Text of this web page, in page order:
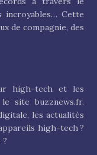
incroyables… Cette
de compagnie, des
high-tech et les
site buzznews.fr.
les actualités
high-tech ?